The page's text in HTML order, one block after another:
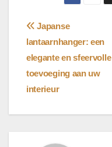
Bericht
navigatie
Japanse
lantaarnhanger: een
elegante en sfeervolle
toevoeging aan uw
interieur